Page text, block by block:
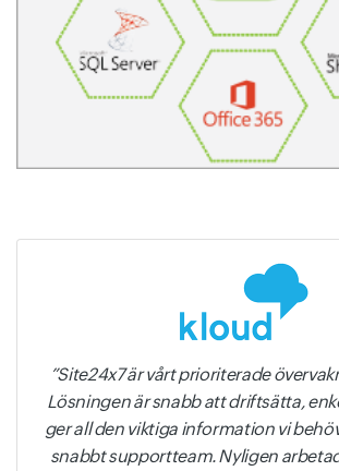
Site24x7 är vårt prioriterade
Lösningen är snabb att driftsätta,
ger all den viktiga information vi
snabbt supportteam. Nyligen